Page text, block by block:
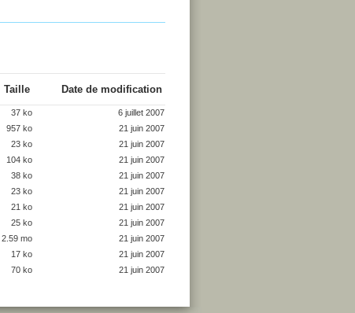
Taille Date de modification
37 ko
6 juillet 2007
957 ko
21 juin 2007
23 ko
21 juin 2007
104 ko
21 juin 2007
38 ko
21 juin 2007
23 ko
21 juin 2007
21 ko
21 juin 2007
25 ko
21 juin 2007
2.59 mo
21 juin 2007
17 ko
21 juin 2007
70 ko 21 juin 2007